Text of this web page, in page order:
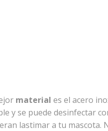
material es el acero
y se puede desinfectar
lastimar a tu mascota.